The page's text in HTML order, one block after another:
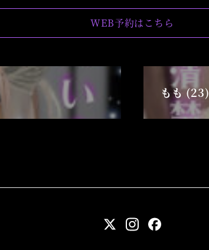
WEB予約はこちら
もも (23)
twitterinstagram
facebook